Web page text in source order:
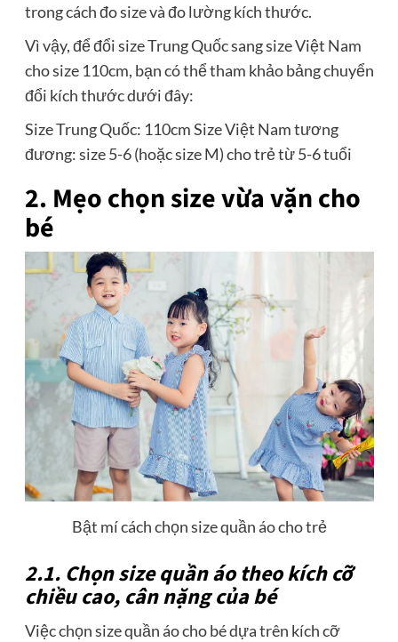
trong cách đo size và đo lường kích thước.
Vì vậy, để đổi size Trung Quốc sang size Việt Nam
cho size 110cm, bạn có thể tham khảo bảng chuyển
đổi kích thước dưới đây:
Size Trung Quốc: 110cm Size Việt Nam tương
đương: size 5-6 (hoặc size M) cho trẻ từ 5-6 tuổi
2. Mẹo chọn size vừa vặn cho
bé
Bật mí cách chọn size quần áo cho trẻ
2.1. Chọn size quần áo theo kích cỡ
chiều cao, cân nặng của bé
Việc chọn size quần áo cho bé dựa trên kích cỡ